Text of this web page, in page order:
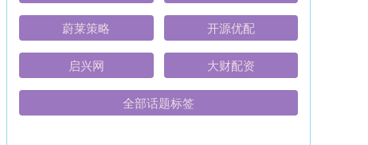
蔚莱策略 开源优配
启兴网 大财配资
全部话题标签